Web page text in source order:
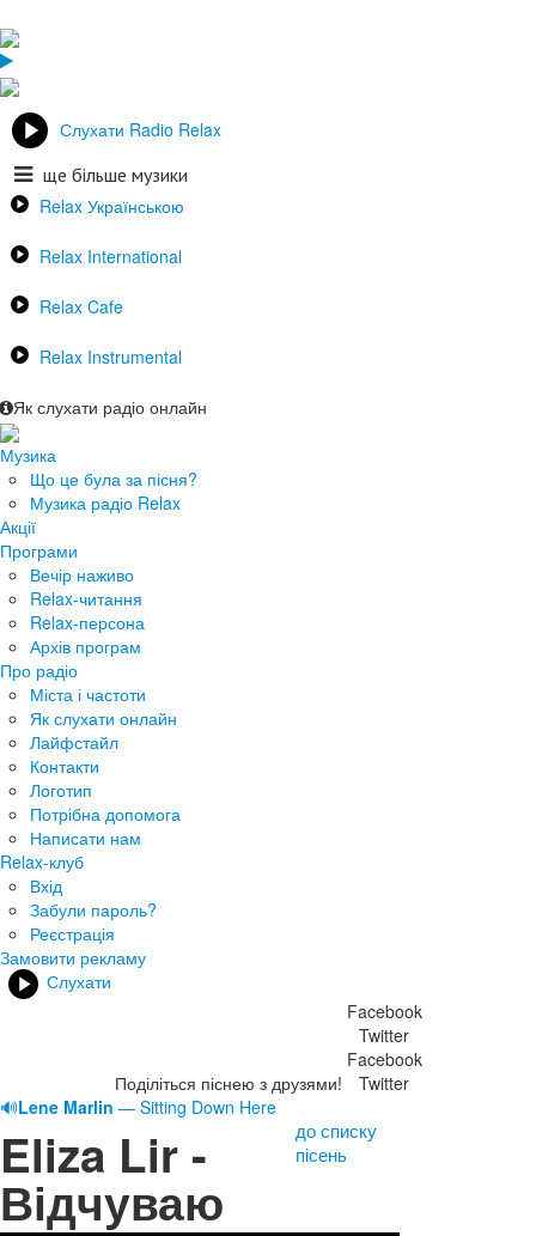
Слухати Radio Relax
ще більше музики
Relax Українською
Relax International
Relax Cafe
Relax Instrumental
Як слухати радіо онлайн
Музика
Що це була за пісня?
Музика радіо Relax
Акції
Програми
Вечір наживо
Relax-читання
Relax-персона
Архів програм
Про радіо
Міста і частоти
Як слухати онлайн
Лайфстайл
Контакти
Логотип
Потрібна допомога
Написати нам
Relax-клуб
Вхід
Забули пароль?
Реєстрація
Замовити рекламу
Слухати
Поділіться піснею з друзями!
Facebook
Twitter
Facebook
Twitter
🔊Lene Marlin — Sitting Down Here
Eliza Lir -
Відчуваю
до списку
пісень